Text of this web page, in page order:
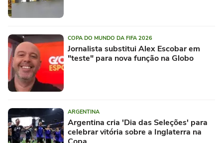
COPA DO MUNDO DA FIFA 2026
Jornalista substitui Alex Escobar em
"teste" para nova função na Globo
ARGENTINA
Argentina cria 'Dia das Seleções' para
celebrar vitória sobre a Inglaterra na